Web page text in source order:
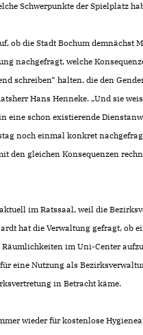
Schwerpunkte der Spielplatz
ob die Stadt Bochum
nachgefragt, welche
schreiben“ halten, die den
Hans Henneke. „Und sie
eine schon existierende
noch einmal konkret
den gleichen Konsequenzen
im Ratssaal, weil die
hat die Verwaltung gefragt, ob
im Uni-Center
eine Nutzung als
in Betracht käme.
wieder für kostenlose